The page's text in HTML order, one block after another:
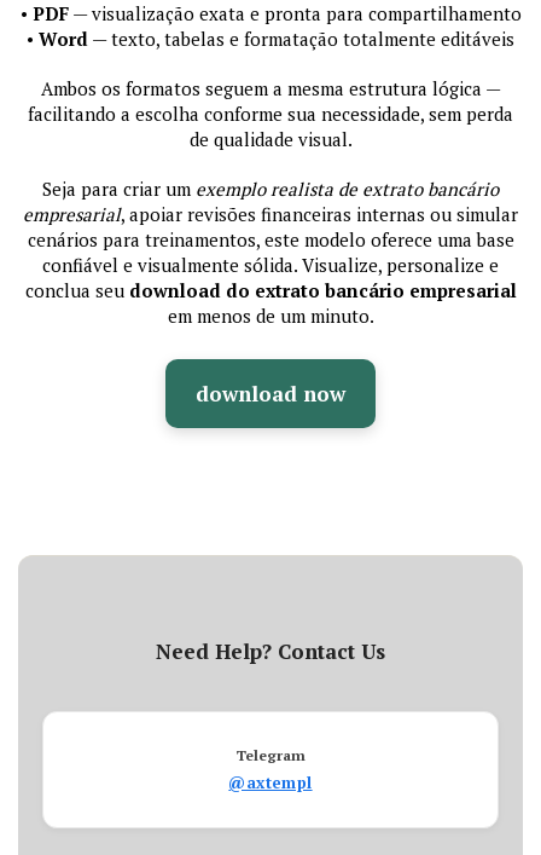
• PDF— visualização exata e pronta para compartilhamento
• Word — texto, tabelas e formatação totalmente editáveis
Ambos os formatos seguem a mesma estrutura lógica —
facilitando a escolha conforme sua necessidade, sem perda
de qualidade visual.
Seja para criar um exemplo realista de extrato bancário
empresarial, apoiar revisões financeiras internas ou simular
cenários para treinamentos, este modelo oferece uma base
confiável e visualmente sólida. Visualize, personalize e
conclua seu download do extrato bancário empresarial
em menos de um minuto.
download now
Need Help? Contact Us
Telegram
@axtempl